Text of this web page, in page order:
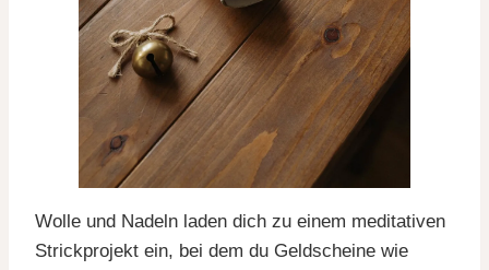
Wolle und Nadeln laden dich zu einem meditativen
Strickprojekt ein, bei dem du Geldscheine wie